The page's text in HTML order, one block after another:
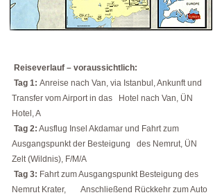
Reiseverlauf – voraussichtlich:
Tag 1: Anreise nach Van, via Istanbul, Ankunft und
Transfer vom Airport in das Hotel nach Van, ÜN
Hotel, A
Tag 2: Ausflug Insel Akdamar und Fahrt zum
Ausgangspunkt der Besteigung des Nemrut, ÜN
Zelt (Wildnis), F/M/A
Tag 3: Fahrt zum Ausgangspunkt Besteigung des
Nemrut Krater, Anschließend Rückkehr zum Auto